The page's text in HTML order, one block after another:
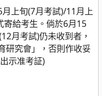
上旬(7月考試)/11月上
寄給考生。倘於6月15
月考試)仍未收到者，
研究會」，否則作收妥
示准考証)